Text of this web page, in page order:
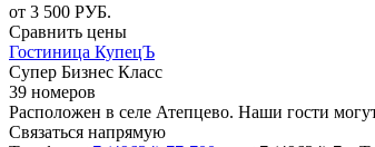
от 3 500 РУБ.
Сравнить цены
Гостиница КупецЪ
Супер Бизнес Класс
39 номеров
Расположен в селе Атепцево. Наши гости
Связаться напрямую